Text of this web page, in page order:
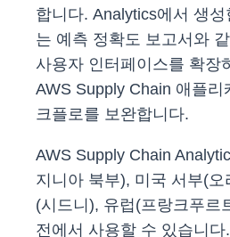
합니다. Analytics에서 생
는 예측 정확도 보고서와
사용자 인터페이스를 확장
AWS Supply Chain 애플리
크플로를 보완합니다.
AWS Supply Chain
지니아 북부), 미국 서부(
(시드니), 유럽(프랑크푸르
전에서 사용할 수 있습니다.